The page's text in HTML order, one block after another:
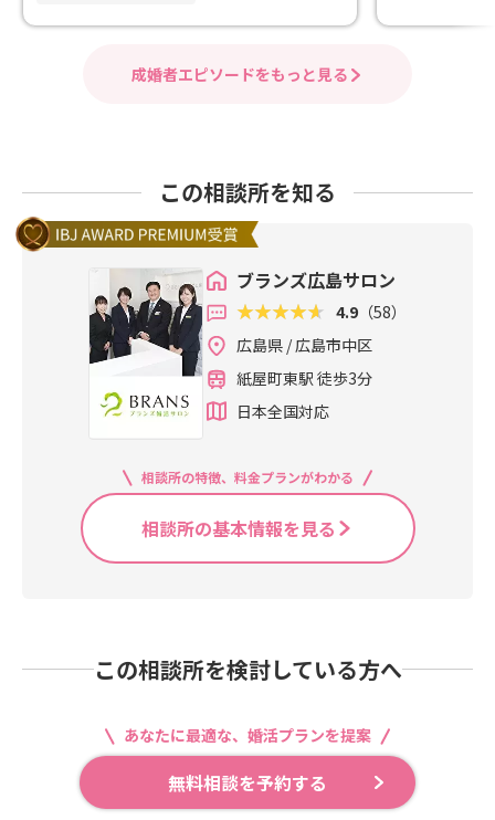
成婚者エピソードをもっと見る
この相談所を知る
ブランズ広島サロン
4.9 （58）
広島県 / 広島市中区
紙屋町東駅 徒歩3分
日本全国対応
相談所の特徴、料金プランがわかる
相談所の基本情報を見る
この相談所を検討している方へ
あなたに最適な、婚活プランを提案
無料相談を予約する